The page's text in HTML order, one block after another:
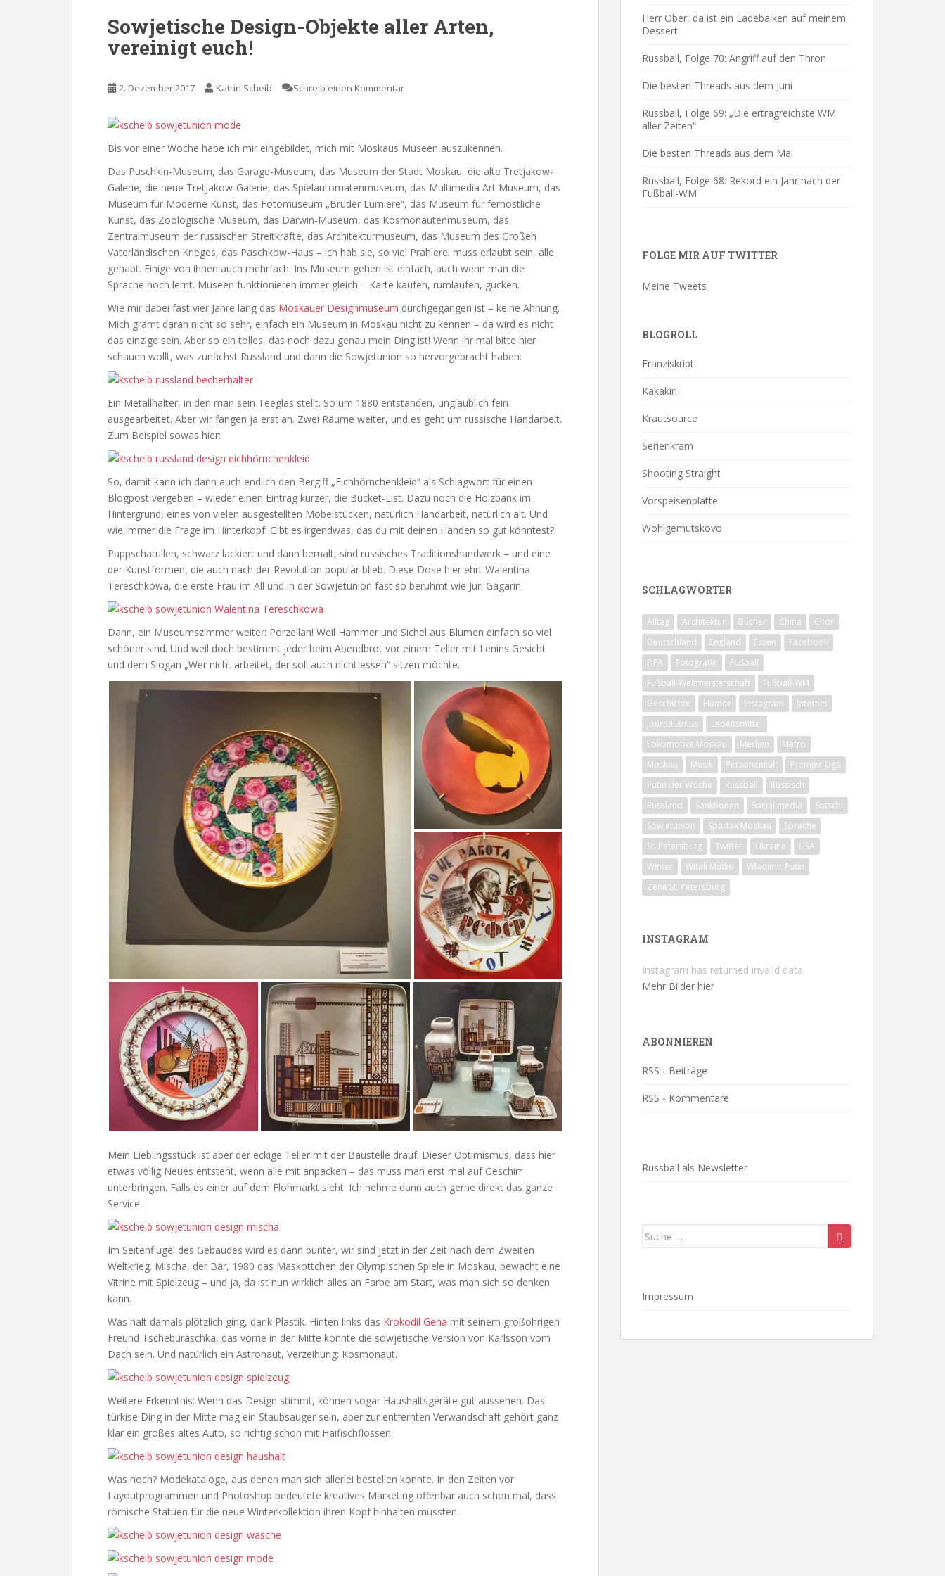
Sowjetische Design-Objekte aller Arten,
vereinigt euch!
2. Dezember 2017 Katrin Scheib Schreib einen Kommentar
Bis vor einer Woche habe ich mir eingebildet, mich mit Moskaus Museen auszukennen.
Das Puschkin-Museum, das Garage-Museum, das Museum der Stadt Moskau, die alte Tretjakow-
Galerie, die neue Tretjakow-Galerie, das Spielautomatenmuseum, das Multimedia Art Museum, das
Museum für Moderne Kunst, das Fotomuseum „Brüder Lumiere“, das Museum für fernöstliche
Kunst, das Zoologische Museum, das Darwin-Museum, das Kosmonautenmuseum, das
Zentralmuseum der russischen Streitkräfte, das Architekturmuseum, das Museum des Großen
Vaterländischen Krieges, das Paschkow-Haus – ich hab sie, so viel Prahlerei muss erlaubt sein, alle
gehabt. Einige von ihnen auch mehrfach. Ins Museum gehen ist einfach, auch wenn man die
Sprache noch lernt. Museen funktionieren immer gleich – Karte kaufen, rumlaufen, gucken.
Wie mir dabei fast vier Jahre lang das Moskauer Designmuseum durchgegangen ist – keine Ahnung.
Mich grämt daran nicht so sehr, einfach ein Museum in Moskau nicht zu kennen – da wird es nicht
das einzige sein. Aber so ein tolles, das noch dazu genau mein Ding ist! Wenn ihr mal bitte hier
schauen wollt, was zunächst Russland und dann die Sowjetunion so hervorgebracht haben:
Ein Metallhalter, in den man sein Teeglas stellt. So um 1880 entstanden, unglaublich fein
ausgearbeitet. Aber wir fangen ja erst an. Zwei Räume weiter, und es geht um russische Handarbeit.
Zum Beispiel sowas hier:
So, damit kann ich dann auch endlich den Bergiff „Eichhörnchenkleid“ als Schlagwort für einen
Blogpost vergeben – wieder einen Eintrag kürzer, die Bucket-List. Dazu noch die Holzbank im
Hintergrund, eines von vielen ausgestellten Möbelstücken, natürlich Handarbeit, natürlich alt. Und
wie immer die Frage im Hinterkopf: Gibt es irgendwas, das du mit deinen Händen so gut könntest?
Pappschatullen, schwarz lackiert und dann bemalt, sind russisches Traditionshandwerk – und eine
der Kunstformen, die auch nach der Revolution populär blieb. Diese Dose hier ehrt Walentina
Tereschkowa, die erste Frau im All und in der Sowjetunion fast so berühmt wie Juri Gagarin.
Dann, ein Museumszimmer weiter: Porzellan! Weil Hammer und Sichel aus Blumen einfach so viel
schöner sind. Und weil doch bestimmt jeder beim Abendbrot vor einem Teller mit Lenins Gesicht
und dem Slogan „Wer nicht arbeitet, der soll auch nicht essen“ sitzen möchte.
Mein Lieblingsstück ist aber der eckige Teller mit der Baustelle drauf. Dieser Optimismus, dass hier
etwas völlig Neues entsteht, wenn alle mit anpacken – das muss man erst mal auf Geschirr
unterbringen. Falls es einer auf dem Flohmarkt sieht: Ich nehme dann auch gerne direkt das ganze
Service.
Im Seitenflügel des Gebäudes wird es dann bunter, wir sind jetzt in der Zeit nach dem Zweiten
Weltkrieg. Mischa, der Bär, 1980 das Maskottchen der Olympischen Spiele in Moskau, bewacht eine
Vitrine mit Spielzeug – und ja, da ist nun wirklich alles an Farbe am Start, was man sich so denken
kann.
Was halt damals plötzlich ging, dank Plastik. Hinten links das Krokodil Gena mit seinem großohrigen
Freund Tscheburaschka, das vorne in der Mitte könnte die sowjetische Version von Karlsson vom
Dach sein. Und natürlich ein Astronaut, Verzeihung: Kosmonaut.
Weitere Erkenntnis: Wenn das Design stimmt, können sogar Haushaltsgeräte gut aussehen. Das
türkise Ding in der Mitte mag ein Staubsauger sein, aber zur entfernten Verwandschaft gehört ganz
klar ein großes altes Auto, so richtig schön mit Haifischflossen.
Was noch? Modekataloge, aus denen man sich allerlei bestellen konnte. In den Zeiten vor
Layoutprogrammen und Photoshop bedeutete kreatives Marketing offenbar auch schon mal, dass
römische Statuen für die neue Winterkollektion ihren Kopf hinhalten mussten.
Herr Ober, da ist ein Ladebalken auf meinem
Dessert
Russball, Folge 70: Angriff auf den Thron
Die besten Threads aus dem Juni
Russball, Folge 69: „Die ertragreichste WM
aller Zeiten“
Die besten Threads aus dem Mai
Russball, Folge 68: Rekord ein Jahr nach der
Fußball-WM
FOLGE MIR AUF TWITTER
Meine Tweets
BLOGROLL
Franziskript
Kakakiri
Krautsource
Serienkram
Shooting Straight
Vorspeisenplatte
Wohlgemutskovo
SCHLAGWÖRTER
Alltag Architektur Bücher China
Chor
Deutschland
England Essen
Facebook
FIFA
Fotografie
Fußball
Fußball-Weltmeisterschaft
Fußball-WM
Geschichte
Humor Instagram
Internet
Journalismus
Lebensmittel
Lokomotive Moskau
Medien
Metro
Moskau
Musik Personenkult
Premjer-Liga
Putin der Woche
Russball
Russisch
Russland
Sanktionen Social media
Sotschi
Sowjetunion
Spartak Moskau
Sprache
St. Petersburg
Twitter Ukraine
USA
Winter
Witali Mutko
Wladimir Putin
Zenit St. Petersburg
INSTAGRAM
Instagram has returned invalid data.
Mehr Bilder hier
ABONNIEREN
RSS - Beiträge
RSS - Kommentare
Russball als Newsletter
Suche
Impressum